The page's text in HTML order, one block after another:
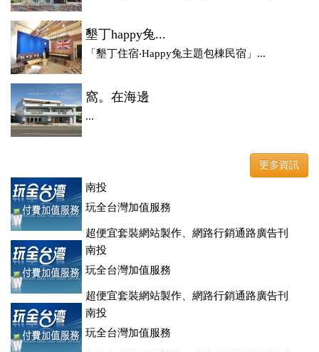
墾丁happy兔...
「墾丁住宿‧Happy兔主題包棟民宿」...
窩。在海邊
...
更多資訊
南投
玩全台灣加值服務
超便宜套裝網站製作、網路行銷通路廣告刊
登、訂房系統、客房委託旅行社銷售，全面優惠中....
南投
玩全台灣加值服務
超便宜套裝網站製作、網路行銷通路廣告刊
登、訂房系統、客房委託旅行社銷售，全面優惠中....
南投
玩全台灣加值服務